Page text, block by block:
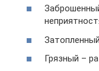
Грязный –